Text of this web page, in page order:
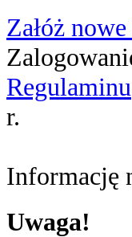
Załóż
Regulaminu
r.
Informację
Uwaga!